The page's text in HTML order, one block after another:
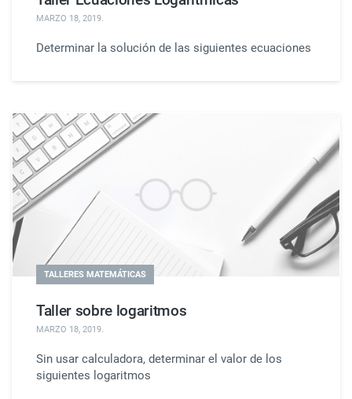
MARZO 18, 2019.
Determinar la solución de las siguientes ecuaciones
TALLERES MATEMÁTICAS
Taller sobre logaritmos
MARZO 18, 2019.
Sin usar calculadora, determinar el valor de los
siguientes logaritmos